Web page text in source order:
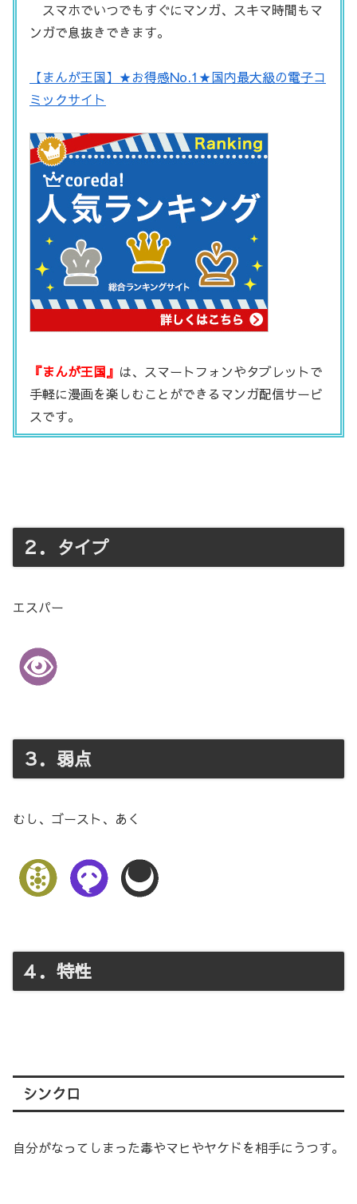
スマホでいつでもすぐにマンガ、スキマ時間もマ
ンガで息抜きできます。
【まんが王国】★お得感No.1★国内最大級の電子コ
ミックサイト
『まんが王国』 は、スマートフォンやタブレットで
手軽に漫画を楽しむことができるマンガ配信サービ
スです。
２．タイプ
エスパー
３．弱点
むし、ゴースト、あく
４．特性
シンクロ
自分がなってしまった毒やマヒやヤケドを相手にうつす。